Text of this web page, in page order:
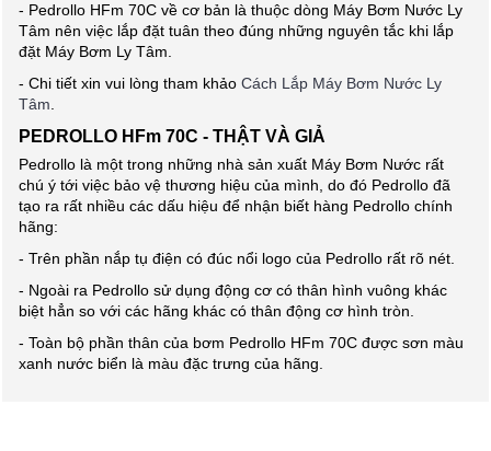
- Pedrollo HFm 70C về cơ bản là thuộc dòng Máy Bơm Nước Ly
Tâm nên việc lắp đặt tuân theo đúng những nguyên tắc khi lắp
đặt Máy Bơm Ly Tâm.
- Chi tiết xin vui lòng tham khảo Cách Lắp Máy Bơm Nước Ly
Tâm
PEDROLLO HFm 70C - THẬT VÀ GIẢ
Pedrollo là một trong những nhà sản xuất Máy Bơm Nước rất
chú ý tới việc bảo vệ thương hiệu của mình, do đó Pedrollo đã
tạo ra rất nhiều các dấu hiệu để nhận biết hàng Pedrollo chính
hãng:
- Trên phần nắp tụ điện có đúc nổi logo của Pedrollo rất rõ nét.
- Ngoài ra Pedrollo sử dụng động cơ có thân hình vuông khác
biệt hẳn so với các hãng khác có thân động cơ hình tròn.
- Toàn bộ phần thân của bơm Pedrollo HFm 70C được sơn màu
xanh nước biển là màu đặc trưng của hãng.